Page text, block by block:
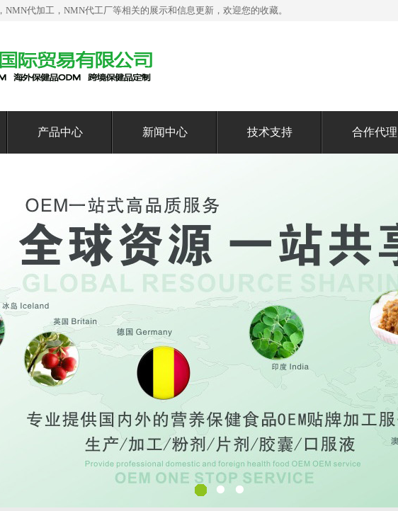
，NMN代加工，NMN代工厂等相关的展示和信息更新，欢迎您的收藏。
产品中心 新闻中心 技术支持 合作代理